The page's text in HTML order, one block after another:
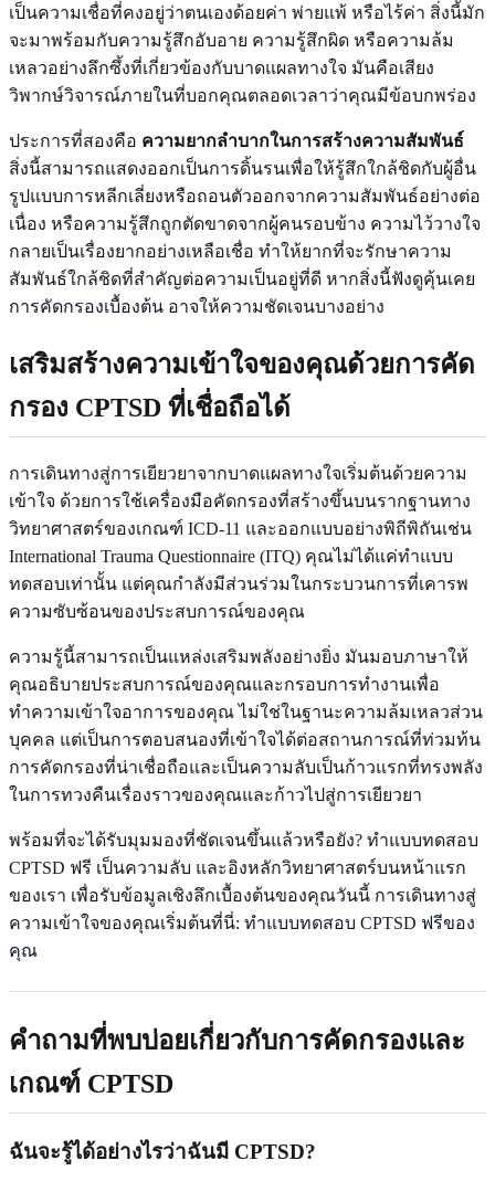
เป็นความเชื่อที่คงอยู่ว่าตนเองด้อยค่า พ่ายแพ้ หรือไร้ค่า สิ่งนี้มัก
จะมาพร้อมกับความรู้สึกอับอาย ความรู้สึกผิด หรือความล้ม
เหลวอย่างลึกซึ้งที่เกี่ยวข้องกับบาดแผลทางใจ มันคือเสียง
วิพากษ์วิจารณ์ภายในที่บอกคุณตลอดเวลาว่าคุณมีข้อบกพร่อง
ประการที่สองคือ ความยากลำบากในการสร้างความสัมพันธ์
สิ่งนี้สามารถแสดงออกเป็นการดิ้นรนเพื่อให้รู้สึกใกล้ชิดกับผู้อื่น
รูปแบบการหลีกเลี่ยงหรือถอนตัวออกจากความสัมพันธ์อย่างต่อ
เนื่อง หรือความรู้สึกถูกตัดขาดจากผู้คนรอบข้าง ความไว้วางใจ
กลายเป็นเรื่องยากอย่างเหลือเชื่อ ทำให้ยากที่จะรักษาความ
สัมพันธ์ใกล้ชิดที่สำคัญต่อความเป็นอยู่ที่ดี หากสิ่งนี้ฟังดูคุ้นเคย
การคัดกรองเบื้องต้น อาจให้ความชัดเจนบางอย่าง
เสริมสร้างความเข้าใจของคุณด้วยการคัด
กรอง CPTSD ที่เชื่อถือได้
การเดินทางสู่การเยียวยาจากบาดแผลทางใจเริ่มต้นด้วยความ
เข้าใจ ด้วยการใช้เครื่องมือคัดกรองที่สร้างขึ้นบนรากฐานทาง
วิทยาศาสตร์ของเกณฑ์ ICD-11 และออกแบบอย่างพิถีพิถันเช่น
International Trauma Questionnaire (ITQ) คุณไม่ได้แค่ทำแบบ
ทดสอบเท่านั้น แต่คุณกำลังมีส่วนร่วมในกระบวนการที่เคารพ
ความซับซ้อนของประสบการณ์ของคุณ
ความรู้นี้สามารถเป็นแหล่งเสริมพลังอย่างยิ่ง มันมอบภาษาให้
คุณอธิบายประสบการณ์ของคุณและกรอบการทำงานเพื่อ
ทำความเข้าใจอาการของคุณ ไม่ใช่ในฐานะความล้มเหลวส่วน
บุคคล แต่เป็นการตอบสนองที่เข้าใจได้ต่อสถานการณ์ที่ท่วมท้น
การคัดกรองที่น่าเชื่อถือและเป็นความลับเป็นก้าวแรกที่ทรงพลัง
ในการทวงคืนเรื่องราวของคุณและก้าวไปสู่การเยียวยา
พร้อมที่จะได้รับมุมมองที่ชัดเจนขึ้นแล้วหรือยัง? ทำแบบทดสอบ
CPTSD ฟรี เป็นความลับ และอิงหลักวิทยาศาสตร์บนหน้าแรก
ของเรา เพื่อรับข้อมูลเชิงลึกเบื้องต้นของคุณวันนี้ การเดินทางสู่
ความเข้าใจของคุณเริ่มต้นที่นี่: ทำแบบทดสอบ CPTSD ฟรีของ
คุณ
คำถามที่พบบ่อยเกี่ยวกับการคัดกรองและ
เกณฑ์ CPTSD
ฉันจะรู้ได้อย่างไรว่าฉันมี CPTSD?